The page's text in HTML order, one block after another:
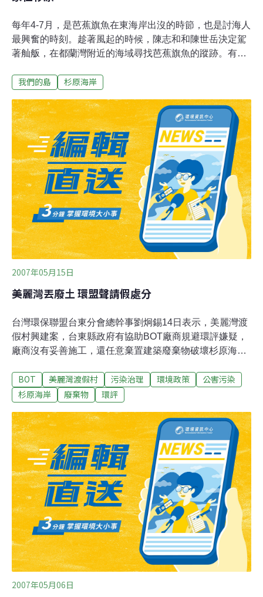
每年4-7月，是芭蕉旗魚在東海岸出沒的時節，也是討海人
最興奮的時刻。趁著風起的時候，陳志和和陳世岳決定駕
著舢舨，在都蘭灣附近的海域尋找芭蕉旗魚的蹤跡。有人
不但是芭蕉旗魚覓食的地方，也是讓飛旋海豚躲避風浪最
域。在都蘭灣的核心地帶有一片廣達8、9公頃的沙灘，叫
杉原海岸，陳志和和陳世岳的家就在這裡。在民國六、七
十年代，杉原海岸是虱目魚苗的盛產地，每到虱目魚苗的
產季，從早到晚都可以看見漁人在海岸來回巡，捕撈魚
苗。當年市場好的時候，一尾虱目魚苗的價格可以賣到2
元。在杉原長大的老老少少、阿公阿媽，每一個人都有一
手捕撈虱目魚苗的絕技。想當年這裡的孩童都是靠捕撈虱
目魚苗賺零用錢的；現在虱目魚苗不值錢了，漁民的角色
也漸漸轉型，如今，這傳統絕技成了吸引外地遊客前來杉
原體驗漁村生活的特色。轉型的想法在10年前開始
我們的島 杉原海岸
2007年05月15日
美麗灣丟廢土 環盟聲請假處分
台灣環保聯盟台東分會總幹事劉炯錫14日表示，美麗灣渡
假村興建案，台東縣政府有協助BOT廠商規避環評嫌疑，
廠商沒有妥善施工，還任意棄置建築廢棄物破壞杉原海
灣渡假村工程目前停工，縣政府已開罰30萬元，同時，堆
置在現場廢棄物土已清除。美麗灣渡假村規劃開發台東縣
畫開發面積近6公頃，且已動工興建。 開發面積超過0.9公
頃，有規避環評嫌疑，2006年補送環評書到台東縣政府審
查，總面積變成六公頃，尚未通過審查。他表示，業者任
意棄置建築廢土，美麗海灘面目全非，傷害珍貴的珊瑚礁
及魚苗，他們抗議後，目前工地靠近海灘一方設置圍籬，
不過對海灘傷害。台東縣政府說，開發面積擴大為5.9 公
頃，業者必須做環評，尚未核准動工。至於違規動土、棄
置廢棄物部分已開單告發。
BOT 美麗灣渡假村 污染治理 環境政策
公害污染
杉原海岸
廢棄物 環評
2007年05月06日